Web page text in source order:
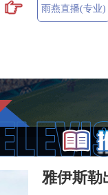
雨燕直播(专业)
雅伊斯勒